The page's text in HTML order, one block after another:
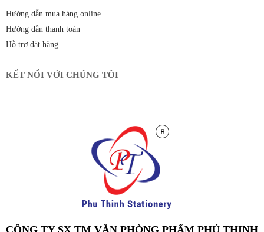
Hướng dẫn mua hàng online
Hướng dẫn thanh toán
Hỗ trợ đặt hàng
KẾT NỐI VỚI CHÚNG TÔI
CÔNG TY SX TM VĂN PHÒNG PHẨM PHÚ THỊNH